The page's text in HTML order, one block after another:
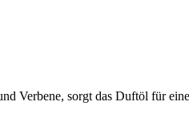
Verbene, sorgt das Duftöl für